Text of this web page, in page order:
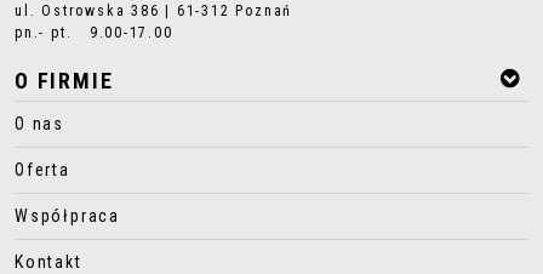
ul. Ostrowska 386 | 61-312 Poznań
pn.- pt. 9.00-17.00
O FIRMIE
O nas
Oferta
Współpraca
Kontakt